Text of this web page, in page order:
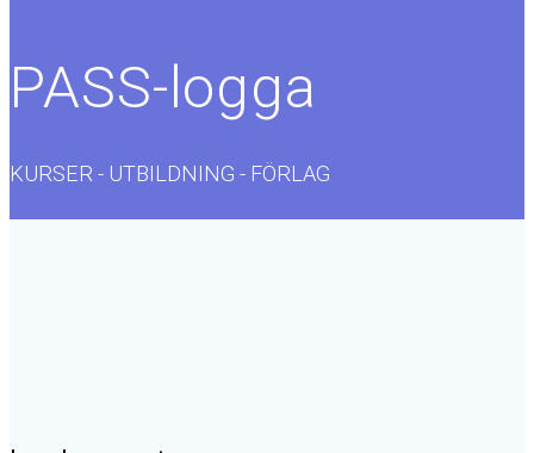
PASS-logga
KURSER - UTBILDNING - FÖRLAG